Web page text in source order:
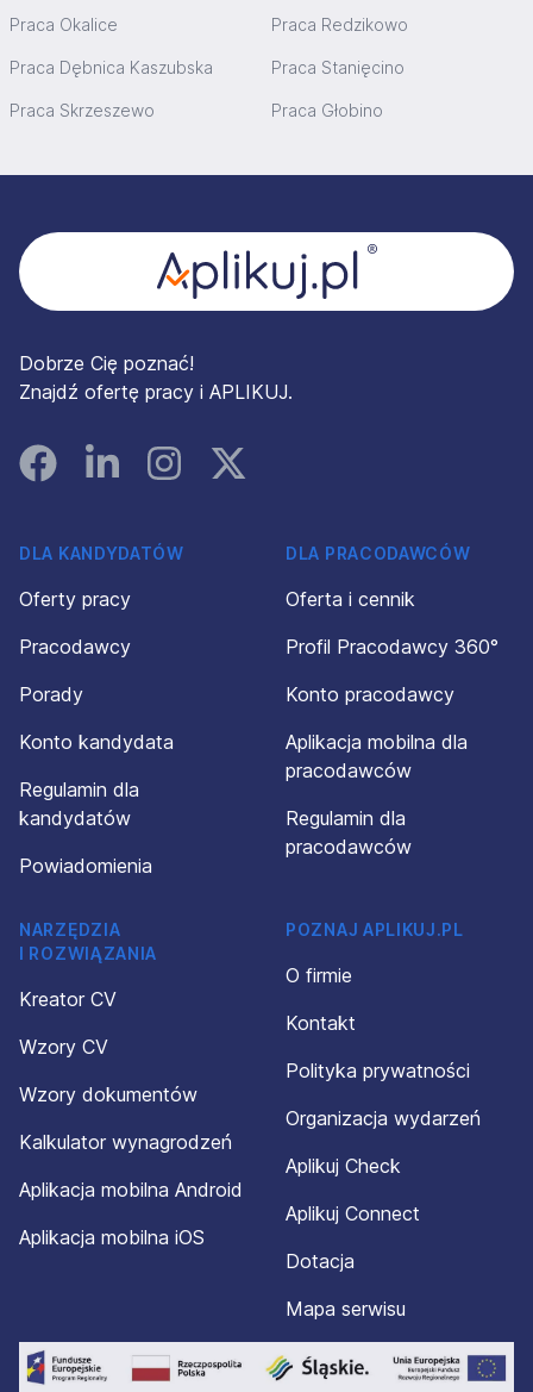
Praca Okalice Praca Redzikowo
Praca Dębnica Kaszubska Praca Stanięcino
Praca Skrzeszewo Praca Głobino
Dobrze Cię poznać!
Znajdź ofertę pracy i APLIKUJ.
FacebookLinked InInstagramInstagram
DLA KANDYDATÓW
Oferty pracy
Pracodawcy
Porady
Konto kandydata
Regulamin dla
kandydatów
Powiadomienia
DLA PRACODAWCÓW
Oferta i cennik
Profil Pracodawcy 360°
Konto pracodawcy
Aplikacja mobilna dla
pracodawców
Regulamin dla
pracodawców
NARZĘDZIA
I ROZWIĄZANIA
Kreator CV
Wzory CV
Wzory dokumentów
Kalkulator wynagrodzeń
Aplikacja mobilna Android
Aplikacja mobilna iOS
POZNAJ APLIKUJ.PL
O firmie
Kontakt
Polityka prywatności
Organizacja wydarzeń
Aplikuj Check
Aplikuj Connect
Dotacja
Mapa serwisu